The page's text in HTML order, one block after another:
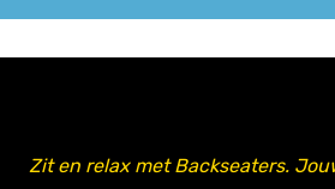
Zit en relax met Backseaters.